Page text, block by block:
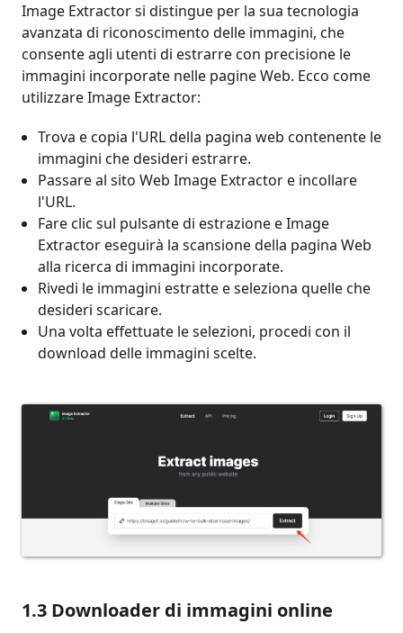
Image Extractor si distingue per la sua tecnologia
avanzata di riconoscimento delle immagini, che
consente agli utenti di estrarre con precisione le
immagini incorporate nelle pagine Web. Ecco come
utilizzare Image Extractor:
Trova e copia l'URL della pagina web contenente le
immagini che desideri estrarre.
Passare al sito Web Image Extractor e incollare
l'URL.
Fare clic sul pulsante di estrazione e Image
Extractor eseguirà la scansione della pagina Web
alla ricerca di immagini incorporate.
Rivedi le immagini estratte e seleziona quelle che
desideri scaricare.
Una volta effettuate le selezioni, procedi con il
download delle immagini scelte.
1.3 Downloader di immagini online